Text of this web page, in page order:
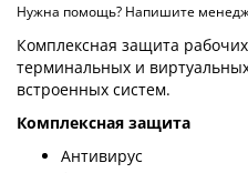
Нужна помощь? Напишите
Комплексная защита
терминальных и
встроенных систем.
Комплексная защита
Антивирус